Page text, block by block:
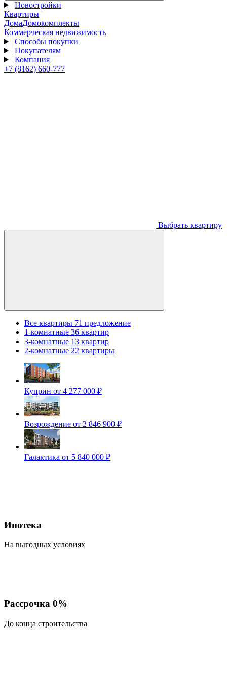
Новостройки
Квартиры
ДомаДомокомплекты
Коммерческая недвижимость
Способы покупки
Покупателям
Компания
+7 (8162) 660-777
Выбрать квартиру
Все квартиры 71 предложение
1-комнатные 36 квартир
3-комнатные 13 квартир
2-комнатные 22 квартиры
Куприн от 4 277 000 ₽
Возрождение от 2 846 900 ₽
Галактика от 5 840 000 ₽
Ипотека
На выгодных условиях
Рассрочка 0%
До конца строительства